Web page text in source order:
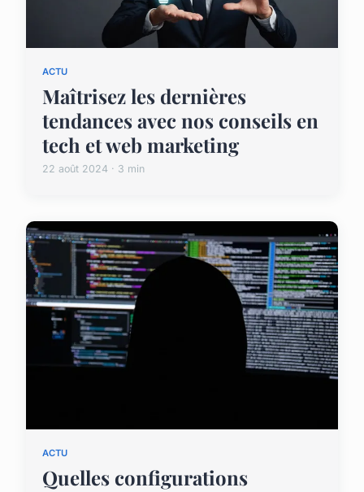
ACTU
Maîtrisez les dernières
tendances avec nos conseils en
tech et web marketing
22 août 2024 · 3 min
ACTU
Quelles configurations